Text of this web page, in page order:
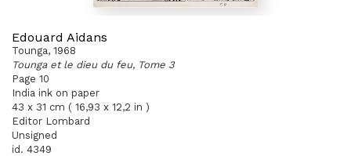
Edouard Aidans
Tounga, 1968
Tounga et le dieu du feu, Tome 3
Page 10
India ink on paper
43 x 31 cm ( 16,93 x 12,2 in )
Editor Lombard
Unsigned
id. 4349